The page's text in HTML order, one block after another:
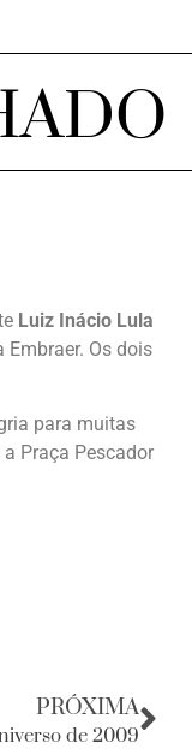
Luiz Inácio Lula
Os dois
para muitas
Praça Pescador
PRÓXIMA
de 2009